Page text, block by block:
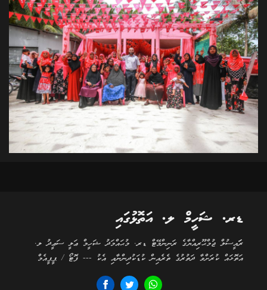
ޑރ. ޝަހީމް ލ. އަތޮޅުގައި
ރަަައީސުލް ޖުމްޙޫރިއްޔާގެ ރަނިންމޭޓް ޑރ. މުޙައްމަދު ޝަހީމް ޢަލީ ސަޢީދު ލ.
އަތޮޅައް ކުރަށްވާ ދަތުރުގެ ތެރެއިން ކުޑަކުދިންނާއި އެކު --- ފޮޓޯ / ޕީޕީއެމް